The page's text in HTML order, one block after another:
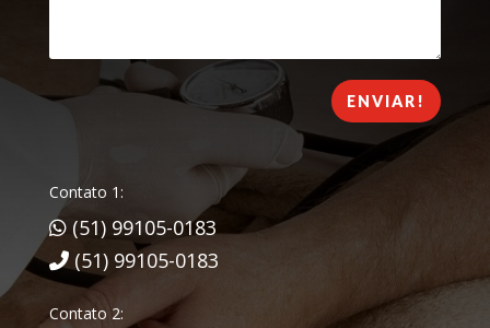
ENVIAR!
Contato 1:
(51) 99105-0183
(51) 99105-0183
Contato 2: